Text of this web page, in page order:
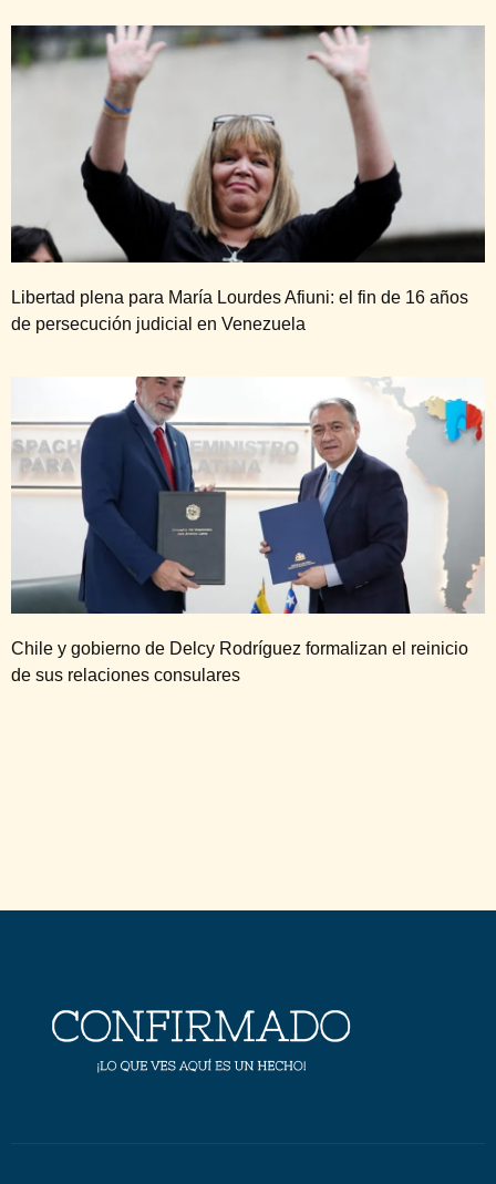
Libertad plena para María Lourdes Afiuni: el fin de 16 años
de persecución judicial en Venezuela
Chile y gobierno de Delcy Rodríguez formalizan el reinicio
de sus relaciones consulares